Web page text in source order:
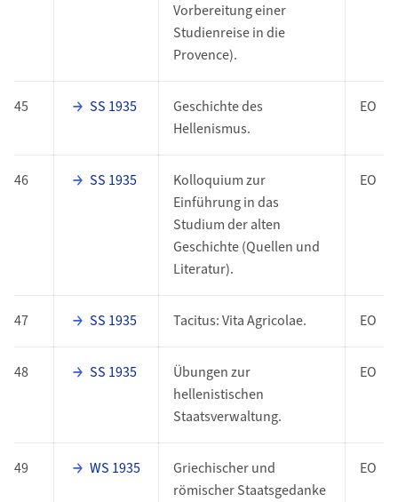
Vorbereitung einer
Studienreise in die
Provence).
45 SS 1935
Geschichte des
Hellenismus.
EO
46 SS 1935
Kolloquium zur
Einführung in das
Studium der alten
Geschichte (Quellen und
Literatur).
EO
47 SS 1935 Tacitus: Vita Agricolae. EO
48 SS 1935
Übungen zur
hellenistischen
Staatsverwaltung.
EO
49 WS 1935
Griechischer und
römischer Staatsgedanke
EO